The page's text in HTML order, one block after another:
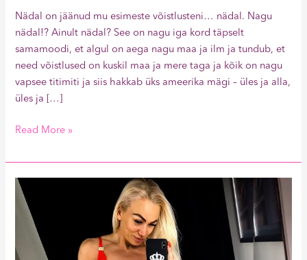
Nädal on jäänud mu esimeste võistlusteni… nädal. Nagu
nädal!? Ainult nädal? See on nagu iga kord täpselt
samamoodi, et algul on aega nagu maa ja ilm ja tundub, et
need võistlused on kuskil maa ja mere taga ja kõik on nagu
vapsee titimiti ja siis hakkab üks ameerika mägi – üles ja alla,
üles ja […]
Read More »
Kõik
läks
pekki
ma